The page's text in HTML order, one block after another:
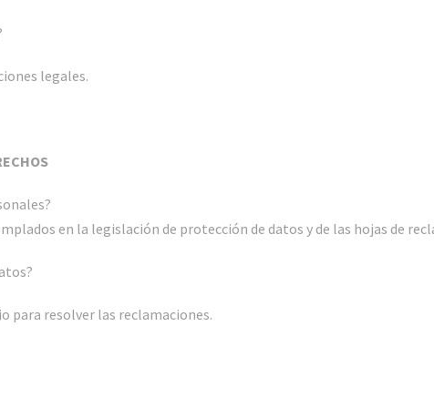
legales.
en la legislación de protección de datos y de las hojas de
para resolver las reclamaciones.